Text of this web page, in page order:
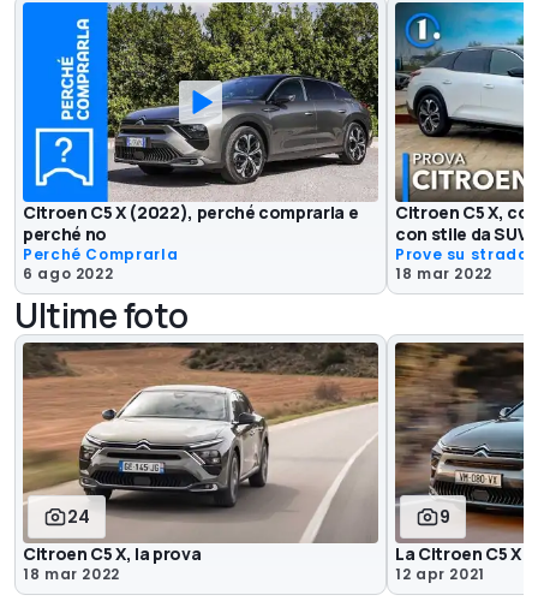
Citroen C5 X (2022), perché comprarla e
perché no
Perché Comprarla
6 ago 2022
Citroen C5 X,
con stile da SUV
Prove su strada
18 mar 2022
Ultime foto
24
Citroen C5 X, la prova
18 mar 2022
9
La Citroen C5 X
12 apr 2021